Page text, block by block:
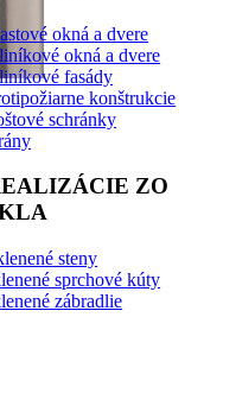
okná a dvere
okná a dvere
fasády
konštrukcie
schránky
ZO
steny
sprchové kúty
zábradlie